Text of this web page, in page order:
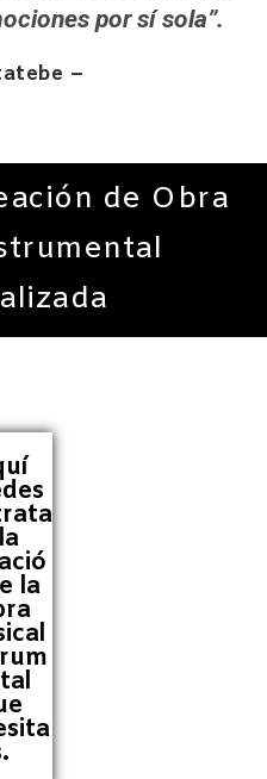
por sí sola”.
–
de Obra
la